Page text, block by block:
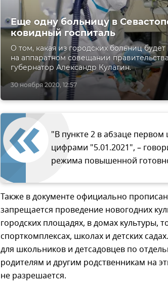
30 ноября 2020, 12:57
Еще одну больницу в
ковидный госпиталь
О том, какая из городских больниц
на аппаратном совещании
губернатор Александр Кулагин.
"В пункте 2 в абзаце
цифрами "5.01.2021", –
режима повышенной
Также в документе официально
запрещается проведение новогодних
городских площадях, в домах культуры,
спорткомплексах, школах и детских
для школьников и детсадовцев по
родителям и другим родственникам на
не разрешается.